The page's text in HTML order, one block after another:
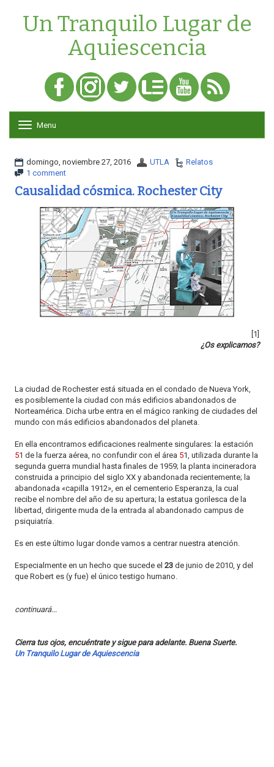
Un Tranquilo Lugar de
Aquiescencia
o
g
l
n
v
i
g
a
t
i
o
Menu
domingo, noviembre 27, 2016 UTLA
Relatos
1 comment
Causalidad cósmica. Rochester City
[1]
¿Os explicamos?
La ciudad de Rochester está situada en el condado de Nueva York,
es posiblemente la ciudad con más edificios abandonados de
Norteamérica. Dicha urbe entra en el mágico ranking de ciudades del
mundo con más edificios abandonados del planeta.
En ella encontramos edificaciones realmente singulares: la estación
51 de la fuerza aérea, no confundir con el área 51, utilizada durante la
segunda guerra mundial hasta finales de 1959; la planta incineradora
construida a principio del siglo XX y abandonada recientemente; la
abandonada «capilla 1912», en el cementerio Esperanza, la cual
recibe el nombre del año de su apertura; la estatua gorilesca de la
libertad, dirigente muda de la entrada al abandonado campus de
psiquiatría.
Es en este último lugar donde vamos a centrar nuestra atención.
Especialmente en un hecho que sucede el 23 de junio de 2010, y del
que Robert es (y fue) el único testigo humano.
continuará...
Cierra tus ojos, encuéntrate y sigue para adelante. Buena Suerte.
Un Tranquilo Lugar de Aquiescencia